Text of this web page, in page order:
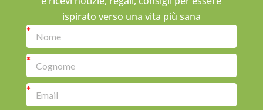
ispirato verso una vita più sana